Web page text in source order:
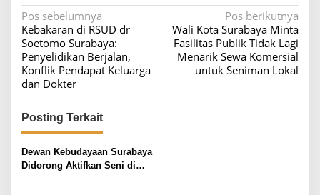
N
a
v
i
a
s
i
p
Pos sebelumnya
Kebakaran di RSUD dr
Soetomo Surabaya:
Penyelidikan Berjalan,
Konflik Pendapat Keluarga
dan Dokter
Pos berikutnya
Wali Kota Surabaya Minta
Fasilitas Publik Tidak Lagi
Menarik Sewa Komersial
untuk Seniman Lokal
Posting Terkait
Dewan Kebudayaan Surabaya
Didorong Aktifkan Seni di